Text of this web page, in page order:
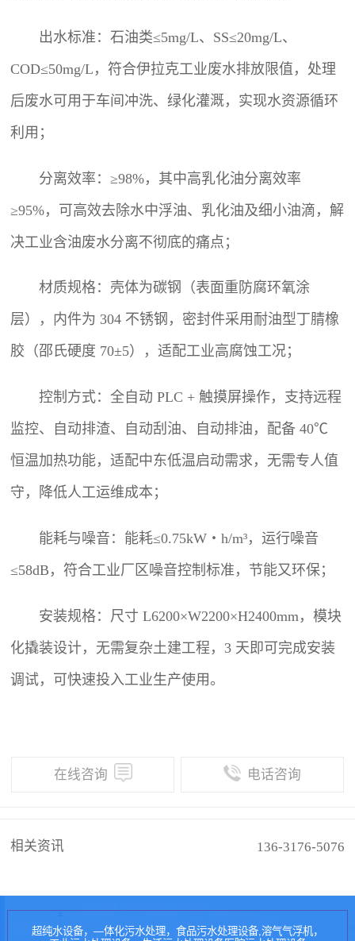
出水标准：石油类≤5mg/L、SS≤20mg/L、
COD≤50mg/L，符合伊拉克工业废水排放限值，处理
后废水可用于车间冲洗、绿化灌溉，实现水资源循环
利用；
分离效率：≥98%，其中高乳化油分离效率
≥95%，可高效去除水中浮油、乳化油及细小油滴，解
决工业含油废水分离不彻底的痛点；
材质规格：壳体为碳钢（表面重防腐环氧涂
层），内件为 304 不锈钢，密封件采用耐油型丁腈橡
胶（邵氏硬度 70±5），适配工业高腐蚀工况；
控制方式：全自动 PLC + 触摸屏操作，支持远程
监控、自动排渣、自动刮油、自动排油，配备 40℃
恒温加热功能，适配中东低温启动需求，无需专人值
守，降低人工运维成本；
能耗与噪音：能耗≤0.75kW・h/m³，运行噪音
≤58dB，符合工业厂区噪音控制标准，节能又环保；
安装规格：尺寸 L6200×W2200×H2400mm，模块
化撬装设计，无需复杂土建工程，3 天即可完成安装
调试，可快速投入工业生产使用。
在线咨询 电话咨询
相关资讯 136-3176-5076
超纯水设备，—体化污水处理，食品污水处理设备,溶气气浮机，